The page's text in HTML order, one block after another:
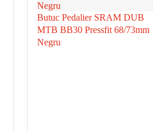
Butuc Pedalier SRAM DUB
MTB BB30 Pressfit 68/73mm
Negru